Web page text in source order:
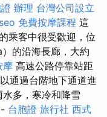
辦理 台灣公司設立
免費按摩課程 這
乘客中很受歡迎，位
的沿海長廊，大約
摩 高速公路停靠站距
通過台階地下通道進
多，寒冷和降雪
- 台胞證 旅行社 西式